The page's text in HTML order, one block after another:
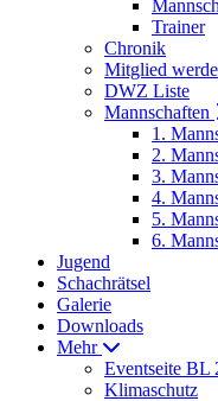
Trainer
Chronik
Mitglied
DWZ Liste
Mannschaften
1.
2.
3.
4.
5.
6.
Jugend
Schachrätsel
Galerie
Downloads
Mehr
Eventseite BL
Klimaschutz